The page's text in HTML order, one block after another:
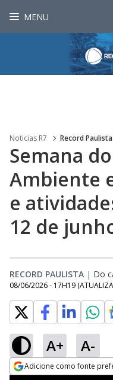
MENU
Noticias R7 Record Paulista
Semana
Ambiente
e
12 de
RECORD PAULISTA | Do
08/06/2026 - 17H19
A+ A-
Adicione como fonte